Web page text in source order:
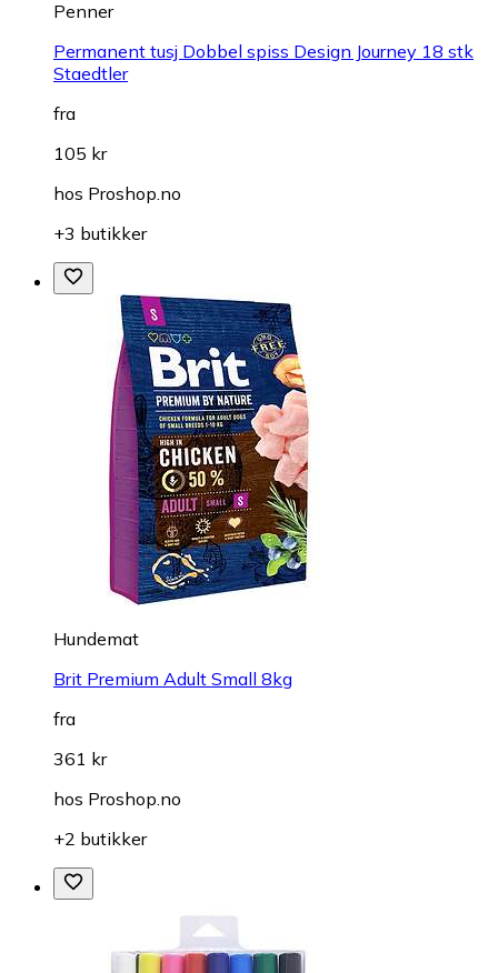
Penner
Permanent tusj Dobbel spiss Design Journey 18 stk
Staedtler
fra
105 kr
hos Proshop.no
+3 butikker
Hundemat
Brit Premium Adult Small 8kg
fra
361 kr
hos Proshop.no
+2 butikker